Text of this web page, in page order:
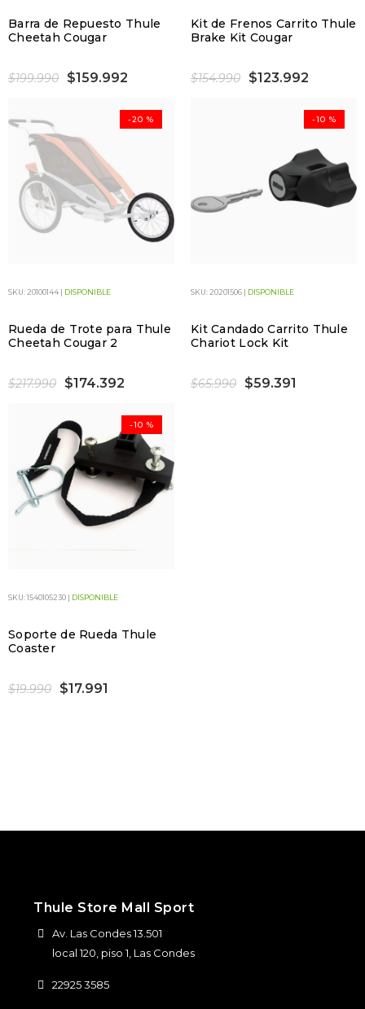
Barra de Repuesto Thule
Cheetah Cougar
$199.990 $159.992
Kit de Frenos Carrito Thule
Brake Kit Cougar
$154.990 $123.992
SKU: 20100144 | DISPONIBLE
Rueda de Trote para Thule
Cheetah Cougar 2
$217.990 $174.392
-20 %
SKU: 20201506 | DISPONIBLE
Kit Candado Carrito Thule
Chariot Lock Kit
$65.990 $59.391
-10 %
SKU: 1540105230 | DISPONIBLE
Soporte de Rueda Thule
Coaster
$19.990 $17.991
-10 %
Thule Store Mall Sport
Av. Las Condes 13.501
local 120, piso 1, Las Condes
22925 3585